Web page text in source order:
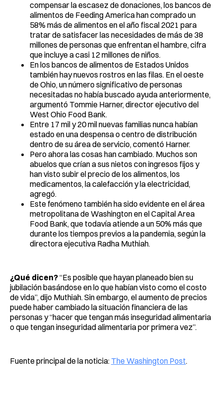
compensar la escasez de donaciones, los bancos de
alimentos de Feeding America han comprado un
58% más de alimentos en el año fiscal 2021 para
tratar de satisfacer las necesidades de más de 38
millones de personas que enfrentan el hambre, cifra
que incluye a casi 12 millones de niños.
En los bancos de alimentos de Estados Unidos
también hay nuevos rostros en las filas. En el oeste
de Ohio, un número significativo de personas
necesitadas no había buscado ayuda anteriormente,
argumentó Tommie Harner, director ejecutivo del
West Ohio Food Bank.
Entre 17 mil y 20 mil nuevas familias nunca habían
estado en una despensa o centro de distribución
dentro de su área de servicio, comentó Harner.
Pero ahora las cosas han cambiado. Muchos son
abuelos que crían a sus nietos con ingresos fijos y
han visto subir el precio de los alimentos, los
medicamentos, la calefacción y la electricidad,
agregó.
Este fenómeno también ha sido evidente en el área
metropolitana de Washington en el Capital Area
Food Bank, que todavía atiende a un 50% más que
durante los tiempos previos a la pandemia, según la
directora ejecutiva Radha Muthiah.
¿Qué dicen?“Es posible que hayan planeado bien su
jubilación basándose en lo que habían visto como el costo
de vida”, dijo Muthiah. Sin embargo, el aumento de precios
puede haber cambiado la situación financiera de las
personas y “hacer que tengan más inseguridad alimentaria
o que tengan inseguridad alimentaria por primera vez”.
Fuente principal de la noticia: The Washington Post.